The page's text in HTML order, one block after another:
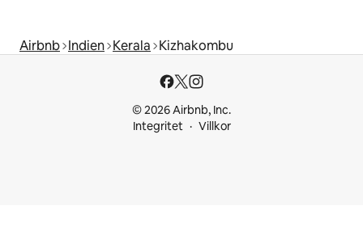
Airbnb Indien Kerala Kizhakombu
© 2026 Airbnb, Inc.
Integritet
Villkor